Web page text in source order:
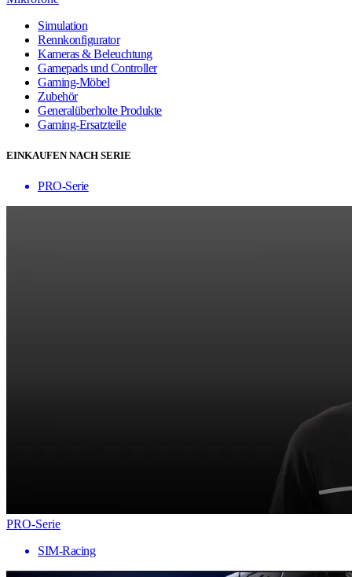
Simulation
Rennkonfigurator
Kameras & Beleuchtung
Gamepads und Controller
Gaming-Möbel
Zubehör
Generalüberholte Produkte
Gaming-Ersatzteile
EINKAUFEN NACH SERIE
PRO-Serie
PRO-Serie
SIM-Racing